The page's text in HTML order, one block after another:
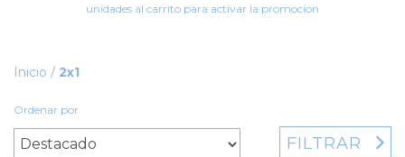
unidades al carrito para activar la promocion
Inicio / 2x1
Ordenar por
FILTRAR